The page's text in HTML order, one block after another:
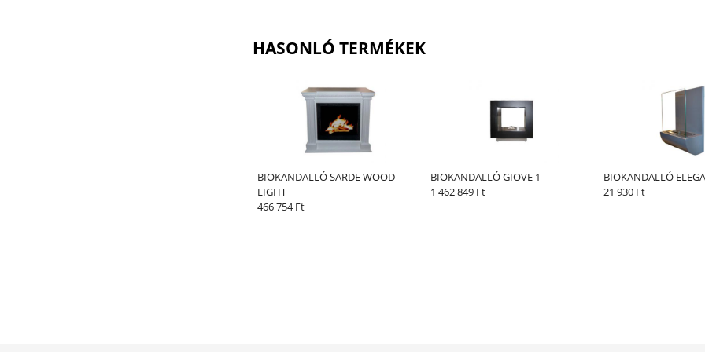
HASONLÓ TERMÉKEK
BIOKANDALLÓ SARDE WOOD
LIGHT
466 754 Ft
BIOKANDALLÓ GIOVE 1
1 462 849 Ft
BIOKANDALLÓ
21 930 Ft